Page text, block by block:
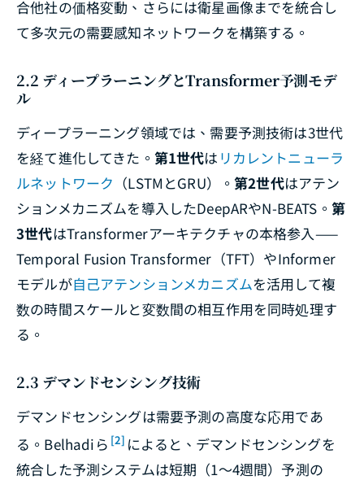
合他社の価格変動、さらには衛星画像までを統合し
て多次元の需要感知ネットワークを構築する。
2.2 ディープラーニングとTransformer予測モデ
ル
ディープラーニング領域では、需要予測技術は3世代
を経て進化してきた。 第1世代は リカレントニューラ
ルネットワーク （LSTMとGRU）。第2世代はアテン
ションメカニズムを導入したDeepARやN-BEATS。 第
3世代はTransformerアーキテクチャの本格参入——
Temporal Fusion Transformer（TFT）やInformer
モデルが自己アテンションメカニズムを活用して複
数の時間スケールと変数間の相互作用を同時処理す
る。
2.3 デマンドセンシング技術
デマンドセンシングは需要予測の高度な応用であ
る。Belhadiら [2] によると、デマンドセンシングを
統合した予測システムは短期（1〜4週間）予測の